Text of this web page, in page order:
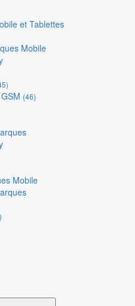
et Tablettes
Mobile
(46)
Mobile